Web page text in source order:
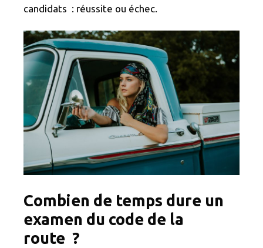
candidats : réussite ou échec.
Combien de temps dure un
examen du code de la
route ?